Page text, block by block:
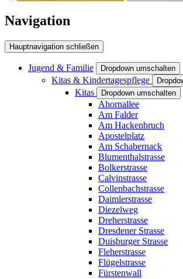
Navigation
Hauptnavigation schließen
Jugend & Familie Dropdown umschalten
Kitas & Kindertagespflege
Kitas Dropdown umschalten
Ahornallee
Am Falder
Am Hackenbruch
Apostelplatz
Am Schabernack
Blumenthalstrasse
Bolkerstrasse
Calvinstrasse
Collenbachstrasse
Daimlerstrasse
Diezelweg
Dreherstrasse
Dresdener Strasse
Duisburger Strasse
Fleherstrasse
Flügelstrasse
Fürstenwall